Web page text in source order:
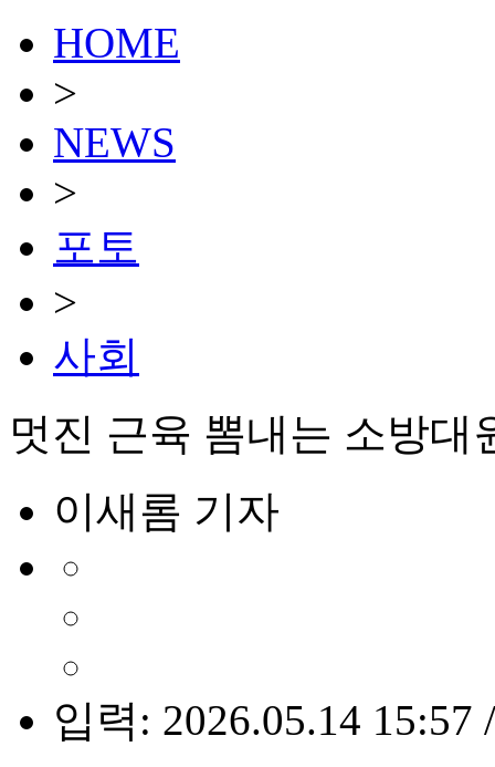
HOME
>
NEWS
>
포토
>
사회
멋진 근육 뽐내는 소방대
이새롬 기자
입력: 2026.05.14 15:57